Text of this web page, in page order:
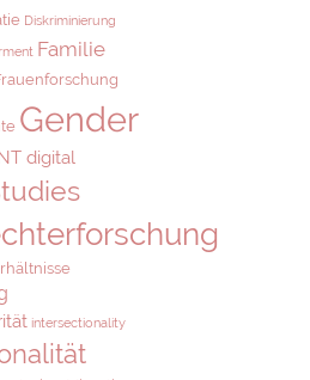
Diskriminierung
Familie
Gender
digital
intersectionality